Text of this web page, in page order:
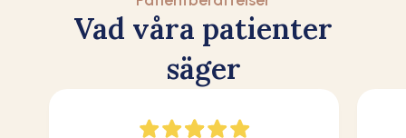
Vad våra patienter
säger